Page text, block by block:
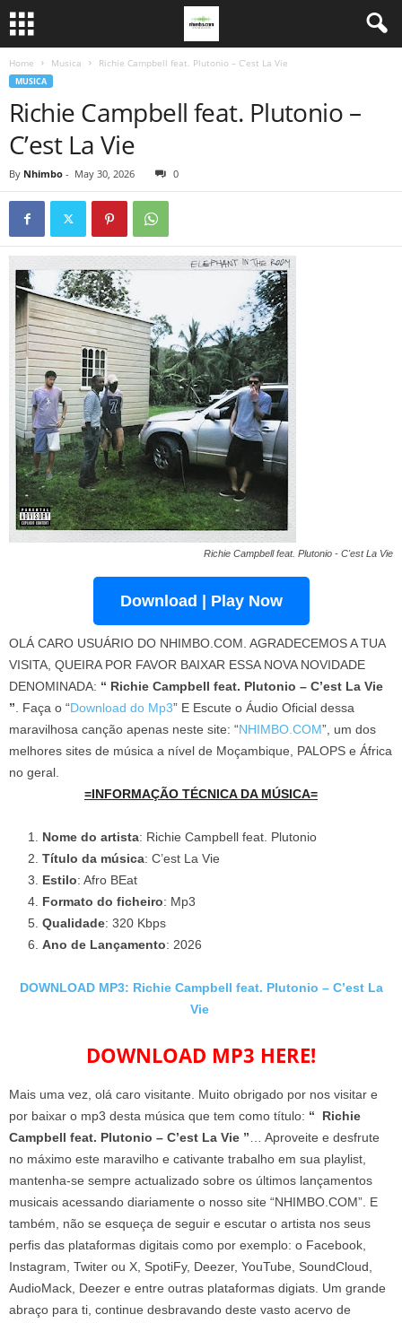
Home Musica Richie Campbell feat. Plutonio – C’est La Vie
MUSICA
Richie Campbell feat. Plutonio –
C’est La Vie
By Nhimbo - May 30, 2026 0
Richie Campbell feat. Plutonio - C'est La Vie
Download | Play Now
OLÁ CARO USUÁRIO DO NHIMBO.COM. AGRADECEMOS A TUA
VISITA, QUEIRA POR FAVOR BAIXAR ESSA NOVA NOVIDADE
DENOMINADA: “ Richie Campbell feat. Plutonio – C’est La Vie
” . Faça o “Download do Mp3” E Escute o Áudio Oficial dessa
maravilhosa canção apenas neste site: “NHIMBO.COM”, um dos
melhores sites de música a nível de Moçambique, PALOPS e África
no geral.
=INFORMAÇÃO TÉCNICA DA MÚSICA=
Nome do artista: Richie Campbell feat. Plutonio
Título da música: C’est La Vie
Estilo: Afro BEat
Formato do ficheiro: Mp3
Qualidade: 320 Kbps
Ano de Lançamento: 2026
DOWNLOAD MP3: Richie Campbell feat. Plutonio – C’est La
Vie
DOWNLOAD MP3 HERE!
Mais uma vez, olá caro visitante. Muito obrigado por nos visitar e
por baixar o mp3 desta música que tem como título: “ Richie
Campbell feat. Plutonio – C’est La Vie ” … Aproveite e desfrute
no máximo este maravilho e cativante trabalho em sua playlist,
mantenha-se sempre actualizado sobre os últimos lançamentos
musicais acessando diariamente o nosso site “NHIMBO.COM”. E
também, não se esqueça de seguir e escutar o artista nos seus
perfis das plataformas digitais como por exemplo: o Facebook,
Instagram, Twiter ou X, SpotiFy, Deezer, YouTube, SoundCloud,
AudioMack, Deezer e entre outras plataformas digiats. Um grande
abraço para ti, continue desbravando deste vasto acervo de